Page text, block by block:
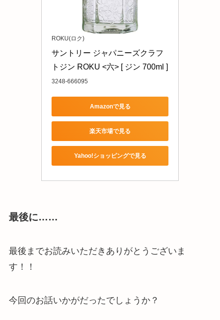
ROKU(ロク)
サントリー ジャパニーズクラフ
トジン ROKU <六> [ ジン 700ml ]
3248-666095
Amazonで見る
楽天市場で見る
Yahoo!ショッピングで見る
最後に……
最後までお読みいただきありがとうございま
す！！
今回のお話いかがだったでしょうか？